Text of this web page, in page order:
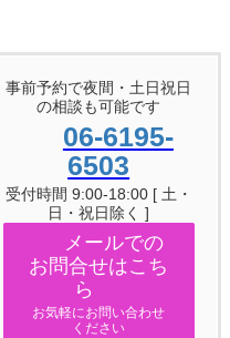
事前予約で夜間・土日祝日
の相談も可能です
06-6195-
6503
受付時間 9:00-18:00 [ 土・
日・祝日除く ]
メールでの
お問合せはこち
ら
お気軽にお問い合わせ
ください